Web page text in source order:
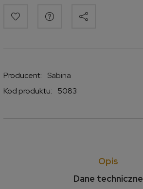
Producent:
Sabina
Kod produktu:
5083
Opis
Dane techniczne